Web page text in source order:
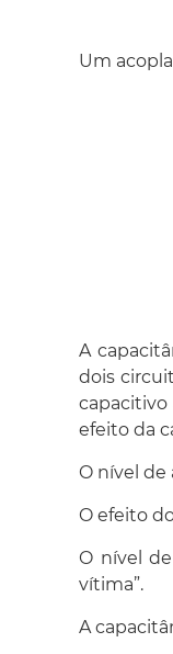
Um
A
dois
capacitivo
efeito da
O nível
O efeito
O nível
vítima”.
A